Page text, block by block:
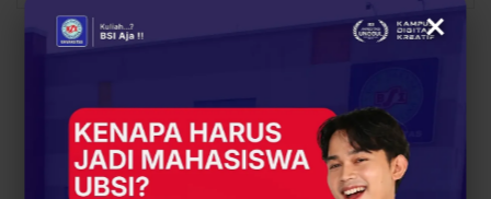
PREV POST
Kampus Pontianak Ikuti
Sosialisasi IKD yang
Digelar Dukcapil Kalbar
di Kantor Gubernur
Tasikmalaya Bekali
Mahasiswa SI dengan
Wawasan Karir Digital
Lewat Seminar Find
×